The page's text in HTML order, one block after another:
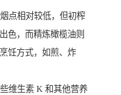
点相对较低，但初榨
色，而精炼橄榄油则
饪方式，如煎、炸
维生素 K 和其他营养